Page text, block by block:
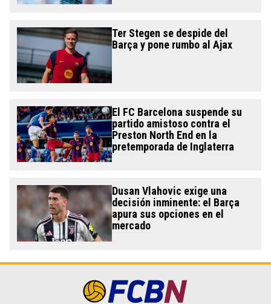
Ter Stegen se despide del
Barça y pone rumbo al Ajax
El FC Barcelona suspende su
partido amistoso contra el
Preston North End en la
pretemporada de Inglaterra
Dusan Vlahovic exige una
decisión inminente: el Barça
apura sus opciones en el
mercado